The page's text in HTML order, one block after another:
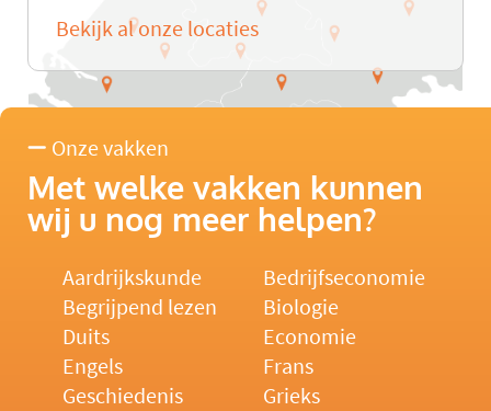
Bekijk al onze locaties
Onze vakken
Met welke vakken kunnen
wij u nog meer helpen?
Aardrijkskunde
Bedrijfseconomie
Begrijpend lezen
Biologie
Duits
Economie
Engels
Frans
Geschiedenis
Grieks